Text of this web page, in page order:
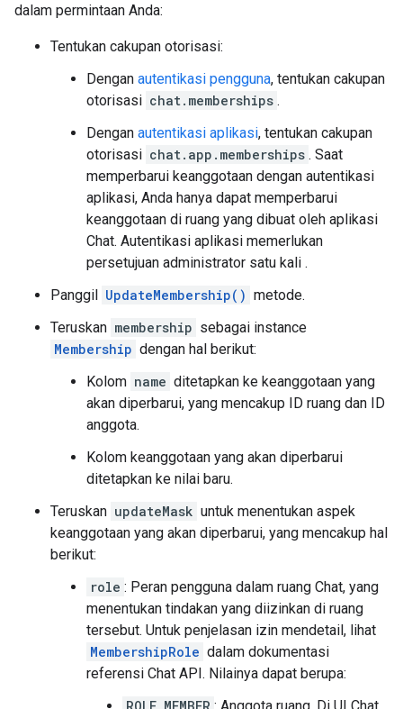
dalam permintaan Anda:
Tentukan cakupan otorisasi:
Dengan autentikasi pengguna, tentukan cakupan
otorisasi chat.memberships .
Dengan autentikasi aplikasi, tentukan cakupan
otorisasi chat.app.memberships . Saat
memperbarui keanggotaan dengan autentikasi
aplikasi, Anda hanya dapat memperbarui
keanggotaan di ruang yang dibuat oleh aplikasi
Chat. Autentikasi aplikasi memerlukan
persetujuan administrator satu kali .
Panggil UpdateMembership() metode.
Teruskan membership sebagai instance
Membership dengan hal berikut:
Kolom name ditetapkan ke keanggotaan yang
akan diperbarui, yang mencakup ID ruang dan ID
anggota.
Kolom keanggotaan yang akan diperbarui
ditetapkan ke nilai baru.
Teruskan updateMask untuk menentukan aspek
keanggotaan yang akan diperbarui, yang mencakup hal
berikut:
role : Peran pengguna dalam ruang Chat, yang
menentukan tindakan yang diizinkan di ruang
tersebut. Untuk penjelasan izin mendetail, lihat
MembershipRole dalam dokumentasi
referensi Chat API. Nilainya dapat berupa: